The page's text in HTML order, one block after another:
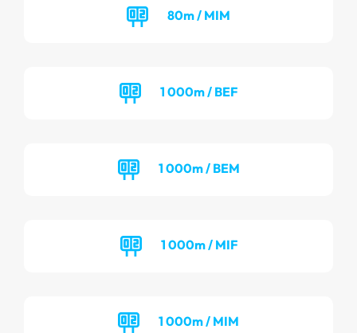
80m / MIM
1 000m / BEF
1 000m / BEM
1 000m / MIF
1 000m / MIM